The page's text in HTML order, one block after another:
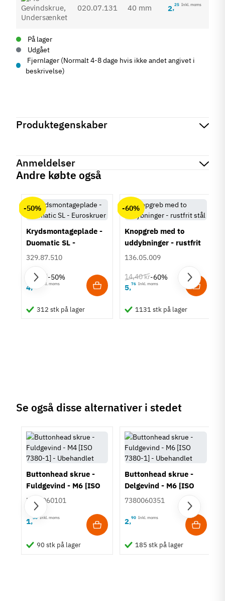
020.07.131 40 mm 2,25 Inkl. moms
På lager
Udgået
Fjernlager (Normalt 4-8 dage hvis ikke andet angivet i
beskrivelse)
Produktegenskaber
På lager270 Varer
Produktinformation
Materiale
Forzinket stål
Stål
Overflade
El-galvaniseret
Længde
16 mm
20 mm
25 mm
35 mm
Anmeldelser
Andre købte også
-50%
Krydsmontageplade -
Duomatic SL -
Euroskruer
329.87.510
9,25 kr-50%
4, Inkl. moms
312 stk på lager
-60%
Knopgreb med to
uddybninger - rustfrit
stål
136.05.009
14,40 kr-60%
5,76 Inkl. moms
1131 stk på lager
Se også disse alternativer i stedet
Buttonhead skrue -
Fuldgevind - M6 [ISO
7380-1] -
Ubehandlet/sort
7380060101
1,30 Inkl. moms
90 stk på lager
Buttonhead skrue -
Delgevind - M6 [ISO
7380-1] -
7380060351
2,90 Inkl. moms
185 stk på lager